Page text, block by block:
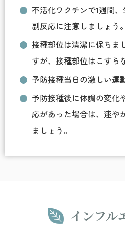
不活化ワクチンで1週間
副反応に注意しましょう。
接種部位は清潔に保ちま
すが、接種部位はこすら
予防接種当日の激しい運
予防接種後に体調の変化
応があった場合は、速や
ましょう。
インフル